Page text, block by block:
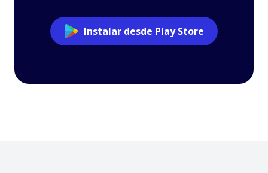
Instalar desde Play Store